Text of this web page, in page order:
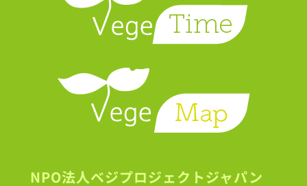
NPO法人ベジプロジェクトジャパン